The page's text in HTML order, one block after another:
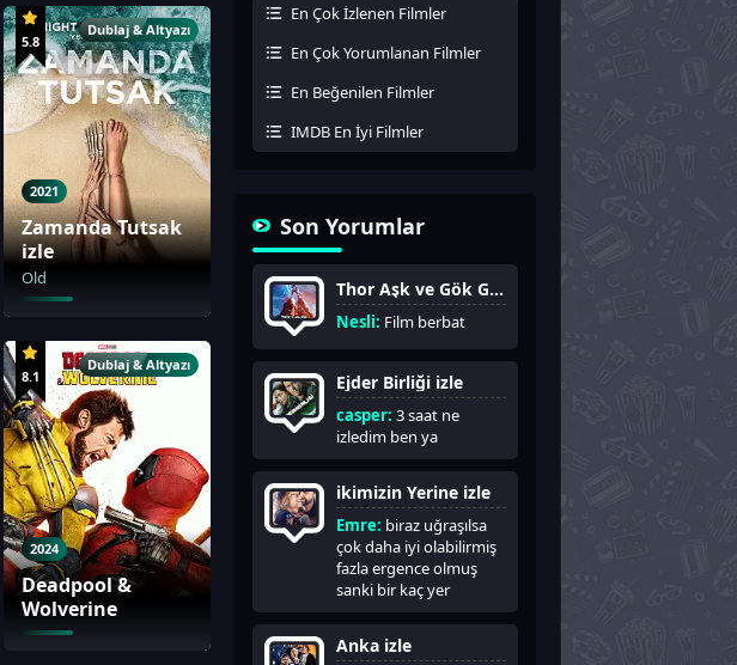
5.8
Dublaj & Altyazı
2021
Zamanda Tutsak
izle
Old
8.1
Dublaj & Altyazı
2024
Deadpool &
Wolverine
En Çok İzlenen Filmler
En Çok Yorumlanan Filmler
En Beğenilen Filmler
IMDB En İyi Filmler
Son Yorumlar
Thor Aşk ve Gök Gürültüsü izle
Nesli: Film berbat
Ejder Birliği izle
casper: 3 saat ne
izledim ben ya
ikimizin Yerine izle
Emre: biraz uğraşılsa
çok daha iyi olabilirmiş
fazla ergence olmuş
sanki bir kaç yer
Anka izle